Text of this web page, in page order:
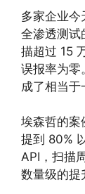
多家企业
全渗透测
描超过 15
误报率为
成了相当于
埃森哲的案
提到 80%
API，扫描
数量级的提